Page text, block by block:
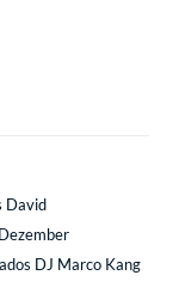
David
DJ Marco Kang